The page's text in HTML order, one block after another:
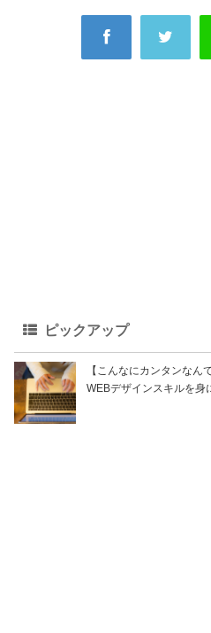
ピックアップ
【こんなにカンタンなん
WEBデザインスキルを身